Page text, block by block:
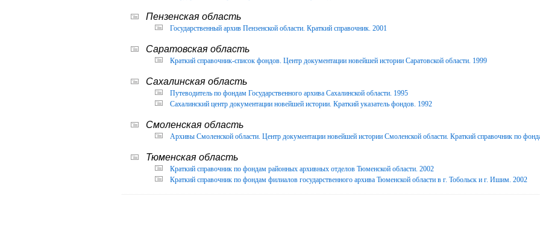
Пензенская область
Государственный архив Пензенской области. Краткий справочник. 2001
Саратовская область
Краткий справочник-список фондов. Центр документации новейшей истории Саратовской области. 1999
Сахалинская область
Путеводитель по фондам Государственного архива Сахалинской области. 1995
Сахалинский центр документации новейшей истории. Краткий указатель фондов. 1992
Смоленская область
Архивы Смоленской области. Центр документации новейшей истории Смоленской области. Краткий справочник по
Тюменская область
Краткий справочник по фондам районных архивных отделов Тюменской области. 2002
Краткий справочник по фондам филиалов государственного архива Тюменской области в г. Тобольск и г. Ишим. 2002